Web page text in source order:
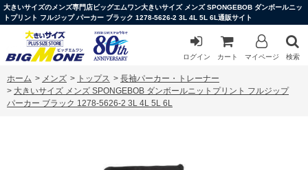
大きいサイズのメンズ専門店ビッグエムワン大きいサイズ メンズ SPONGEBOB ダンボールニッ
トプリント フルジップ パーカー ブラック 1278-5626-2 3L 4L 5L 6L通販サイト
ログイン カート マイページ 検索
ホーム > メンズ > トップス > 長袖パーカー・トレーナー
> 大きいサイズ メンズ SPONGEBOB ダンボールニットプリント フルジップ
パーカー ブラック 1278-5626-2 3L 4L 5L 6L